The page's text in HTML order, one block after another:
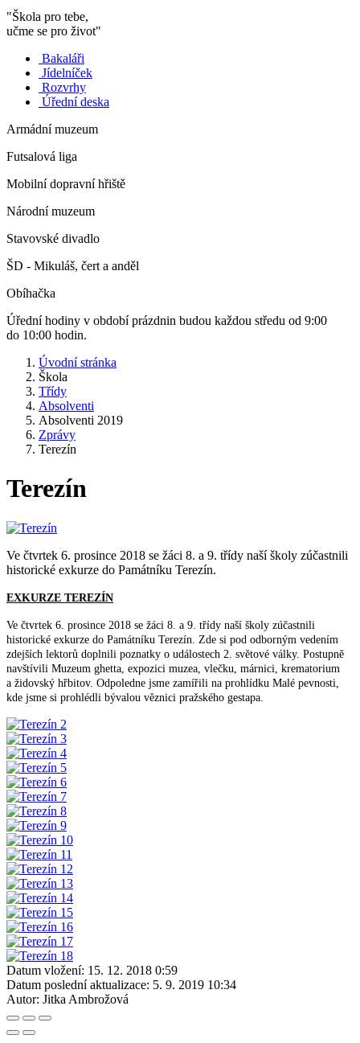
"Škola pro tebe,
učme se pro život"
Bakaláři
Jídelníček
Rozvrhy
Úřední deska
Armádní muzeum
Futsalová liga
Mobilní dopravní hřiště
Národní muzeum
Stavovské divadlo
ŠD - Mikuláš, čert a anděl
Obíhačka
Úřední hodiny v období prázdnin budou každou středu od 9:00
do 10:00 hodin.
Úvodní stránka
Škola
Třídy
Absolventi
Absolventi 2019
Zprávy
Terezín
Terezín
Ve čtvrtek 6. prosince 2018 se žáci 8. a 9. třídy naší školy zúčastnili
historické exkurze do Památníku Terezín.
EXKURZE TEREZÍN
Ve čtvrtek 6. prosince 2018 se žáci 8. a 9. třídy naší školy zúčastnili
historické exkurze do Památníku Terezín. Zde si pod odborným vedením
zdejších lektorů doplnili poznatky o událostech 2. světové války. Postupně
navštívili Muzeum ghetta, expozici muzea, vlečku, márnici, krematorium
a židovský hřbitov. Odpoledne jsme zamířili na prohlídku Malé pevnosti,
kde jsme si prohlédli bývalou věznici pražského gestapa.
Datum vložení: 15. 12. 2018 0:59
Datum poslední aktualizace: 5. 9. 2019 10:34
Autor: Jitka Ambrožová